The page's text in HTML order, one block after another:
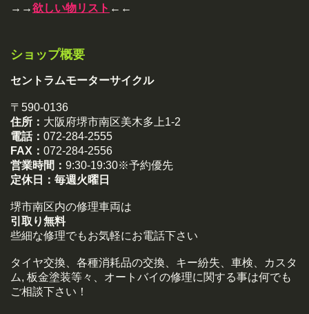
→→欲しい物リスト ←←
ショップ概要
セントラムモーターサイクル
〒590-0136
住所： 大阪府堺市南区美木多上1-2
電話： 072-284-2555
FAX： 072-284-2556
営業時間： 9:30-19:30※予約優先
定休日： 毎週火曜日
堺市南区内の修理車両は
引取り無料
些細な修理でもお気軽にお電話下さい
タイヤ交換、各種消耗品の交換、キー紛失、車検、カスタ
ム, 板金塗装等々、オートバイの修理に関する事は何でも
ご相談下さい！